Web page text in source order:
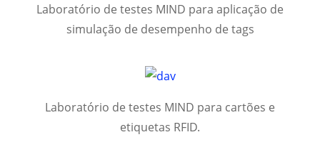
Laboratório de testes MIND para aplicação de
simulação de desempenho de tags
Laboratório de testes MIND para cartões e
etiquetas RFID.